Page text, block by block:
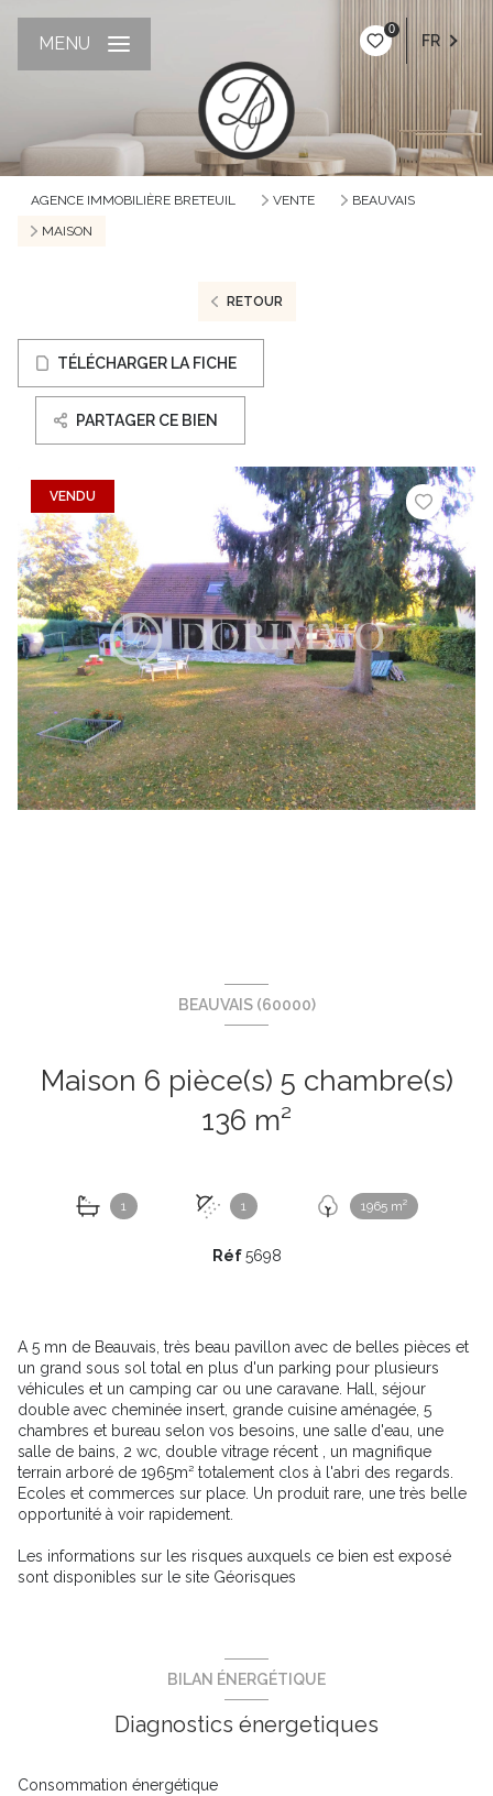
0
FR
MENU
AGENCE IMMOBILIÈRE BRETEUIL VENTE
BEAUVAIS
MAISON
RETOUR
TÉLÉCHARGER LA FICHE
PARTAGER CE BIEN
VENDU
BEAUVAIS (60000)
Maison 6 pièce(s) 5 chambre(s)
136 m²
1 1 1965 m²
Réf5698
A 5 mn de Beauvais, très beau pavillon avec de belles pièces et
un grand sous sol total en plus d'un parking pour plusieurs
véhicules et un camping car ou une caravane. Hall, séjour
double avec cheminée insert, grande cuisine aménagée, 5
chambres et bureau selon vos besoins, une salle d'eau, une
salle de bains, 2 wc, double vitrage récent , un magnifique
terrain arboré de 1965m² totalement clos à l'abri des regards.
Ecoles et commerces sur place. Un produit rare, une très belle
opportunité à voir rapidement.
Les informations sur les risques auxquels ce bien est exposé
sont disponibles sur le site Géorisques
BILAN ÉNERGÉTIQUE
Diagnostics énergetiques
Consommation énergétique